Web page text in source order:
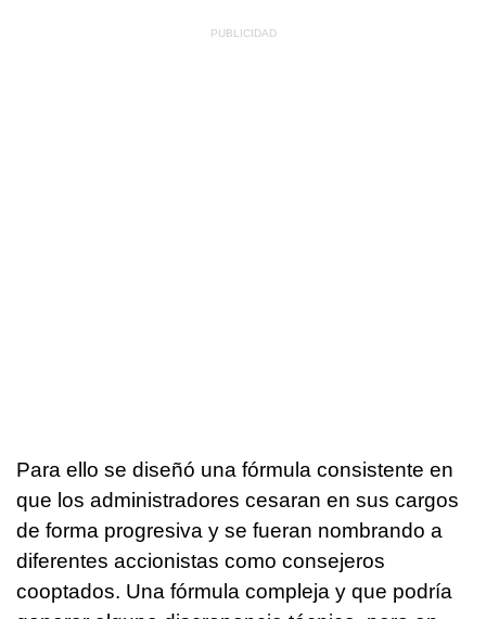
Para ello se diseñó una fórmula consistente en
que los administradores cesaran en sus cargos
de forma progresiva y se fueran nombrando a
diferentes accionistas como consejeros
cooptados. Una fórmula compleja y que podría